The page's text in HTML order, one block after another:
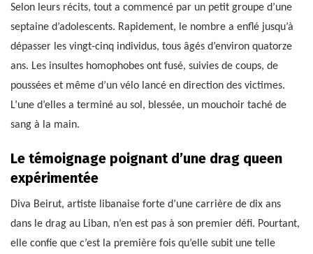
Selon leurs récits, tout a commencé par un petit groupe d’une
septaine d’adolescents. Rapidement, le nombre a enflé jusqu’à
dépasser les vingt-cinq individus, tous âgés d’environ quatorze
ans. Les insultes homophobes ont fusé, suivies de coups, de
poussées et même d’un vélo lancé en direction des victimes.
L’une d’elles a terminé au sol, blessée, un mouchoir taché de
sang à la main.
Le témoignage poignant d’une drag queen
expérimentée
Diva Beirut, artiste libanaise forte d’une carrière de dix ans
dans le drag au Liban, n’en est pas à son premier défi. Pourtant,
elle confie que c’est la première fois qu’elle subit une telle